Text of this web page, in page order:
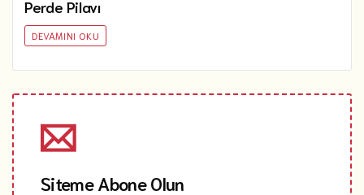
Perde Pilavı
DEVAMINI OKU
Siteme Abone Olun